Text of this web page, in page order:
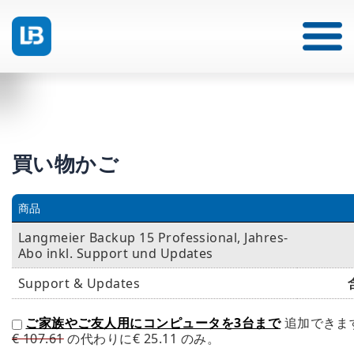
買い物かご
商品
Langmeier Backup 15 Professional, Jahres-
Abo inkl. Support und Updates
Support & Updates
ご家族やご友人用にコンピュータを3台まで追加できま
€ 107.61の代わりに€ 25.11 のみ。